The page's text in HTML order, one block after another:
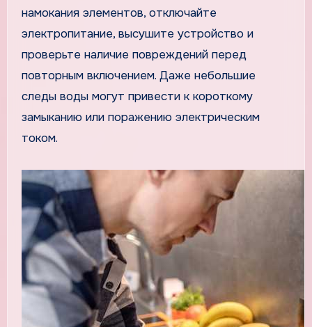
намокания элементов, отключайте
электропитание, высушите устройство и
проверьте наличие повреждений перед
повторным включением. Даже небольшие
следы воды могут привести к короткому
замыканию или поражению электрическим
током.